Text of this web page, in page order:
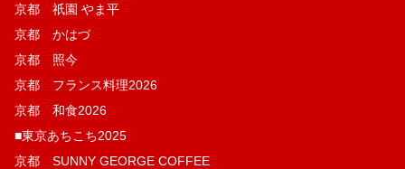
京都 祇園 やま平
京都 かはづ
京都 照今
京都 フランス料理2026
京都 和食2026
■東京あちこち2025
京都 SUNNY GEORGE COFFEE